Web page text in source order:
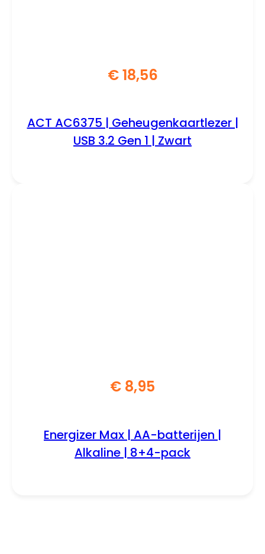
€18,56
ACT AC6375 | Geheugenkaartlezer |
USB 3.2 Gen 1 | Zwart
€ 8,95
Energizer Max | AA-batterijen |
Alkaline | 8+4-pack